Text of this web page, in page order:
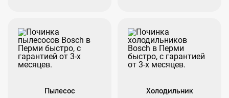
Пылесос Холодильник